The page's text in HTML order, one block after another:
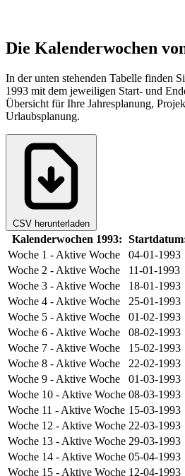
Die Kalenderwochen
In der unten stehenden Tabelle finden
1993 mit dem jeweiligen Start- und
Übersicht für Ihre Jahresplanung,
Urlaubsplanung.
CSV herunterladen
Kalenderwochen 1993:
Woche 1 - Aktive Woche 04-01-1993
Woche 2 - Aktive Woche 11-01-1993
Woche 3 - Aktive Woche 18-01-1993
Woche 4 - Aktive Woche 25-01-1993
Woche 5 - Aktive Woche 01-02-1993
Woche 6 - Aktive Woche 08-02-1993
Woche 7 - Aktive Woche 15-02-1993
Woche 8 - Aktive Woche 22-02-1993
Woche 9 - Aktive Woche 01-03-1993
Woche 10 - Aktive Woche 08-03-1993
Woche 11 - Aktive Woche 15-03-1993
Woche 12 - Aktive Woche 22-03-1993
Woche 13 - Aktive Woche 29-03-1993
Woche 14 - Aktive Woche 05-04-1993
Woche 15 - Aktive Woche 12-04-1993